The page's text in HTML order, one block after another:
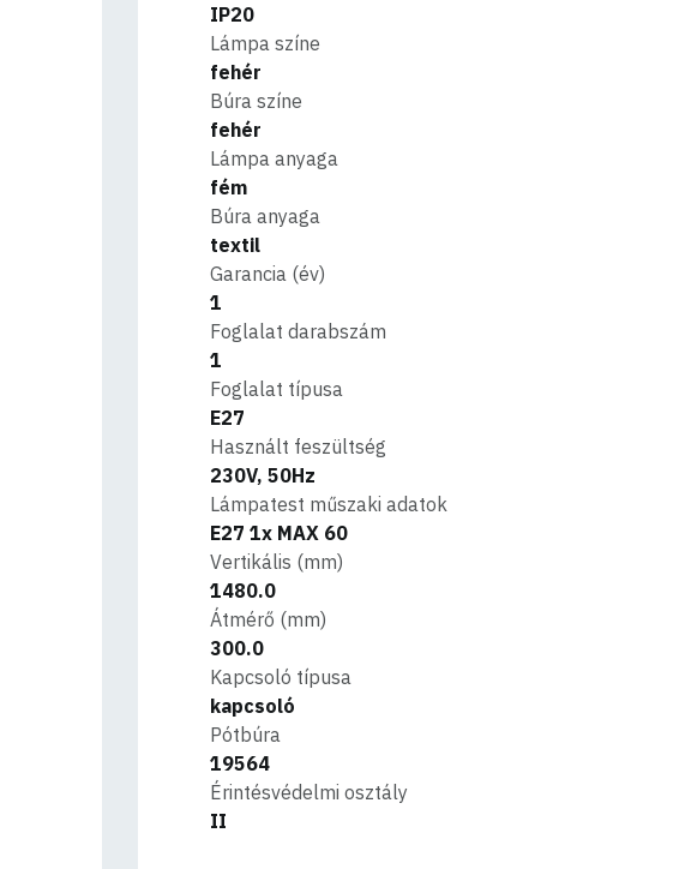
IP20
Lámpa színe
fehér
Búra színe
fehér
Lámpa anyaga
fém
Búra anyaga
textil
Garancia (év)
1
Foglalat darabszám
1
Foglalat típusa
E27
Használt feszültség
230V, 50Hz
Lámpatest műszaki adatok
E27 1x MAX 60
Vertikális (mm)
1480.0
Átmérő (mm)
300.0
Kapcsoló típusa
kapcsoló
Pótbúra
19564
Érintésvédelmi osztály
II